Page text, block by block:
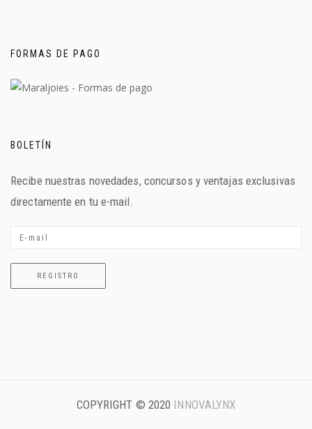
FORMAS DE PAGO
BOLETÍN
Recibe nuestras novedades, concursos y ventajas exclusivas
directamente en tu e-mail.
COPYRIGHT © 2020 INNOVALYNX